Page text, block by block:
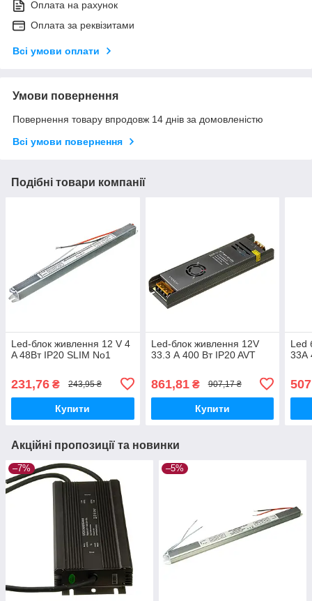
Оплата на рахунок
Оплата за реквізитами
Всі умови оплати
Умови повернення
Повернення товару впродовж 14 днів за домовленістю
Всі умови повернення
Подібні товари компанії
Led-блок живлення 12 V 4
A 48Bт IP20 SLIM No1
231,76 ₴ 243,95 ₴
Купити
Led-блок живлення 12V
33.3 А 400 Вт IP20 AVT
861,81₴ 907,17 ₴
Купити
Led
33А
Акційні пропозиції та новинки
–7% –5%